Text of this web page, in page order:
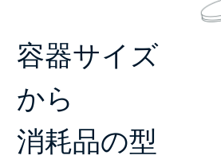
容器サイズ
から
消耗品の型